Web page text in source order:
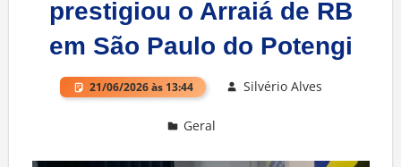
prestigiou o Arraiá de RB
em São Paulo do Potengi
21/06/2026 às 13:44 Silvério Alves
Geral